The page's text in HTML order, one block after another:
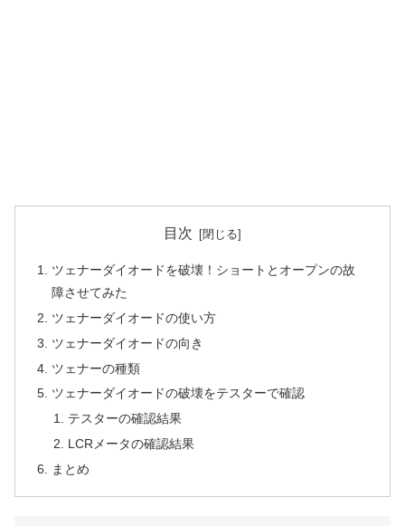
目次
ツェナーダイオードを破壊！ショートとオープンの故
障させてみた
ツェナーダイオードの使い方
ツェナーダイオードの向き
ツェナーの種類
ツェナーダイオードの破壊をテスターで確認
テスターの確認結果
LCRメータの確認結果
まとめ